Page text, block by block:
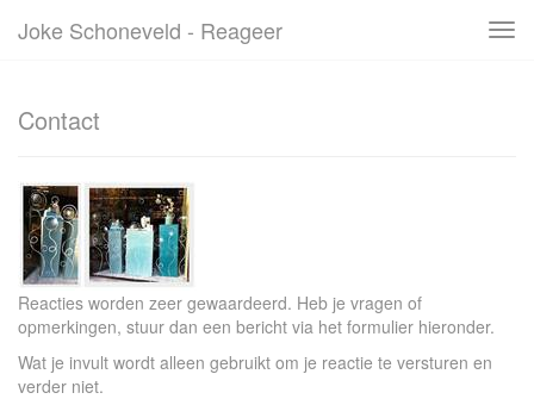
Joke Schoneveld - Reageer
Contact
Reacties worden zeer gewaardeerd. Heb je vragen of
opmerkingen, stuur dan een bericht via het formulier hieronder.
Wat je invult wordt alleen gebruikt om je reactie te versturen en
verder niet.